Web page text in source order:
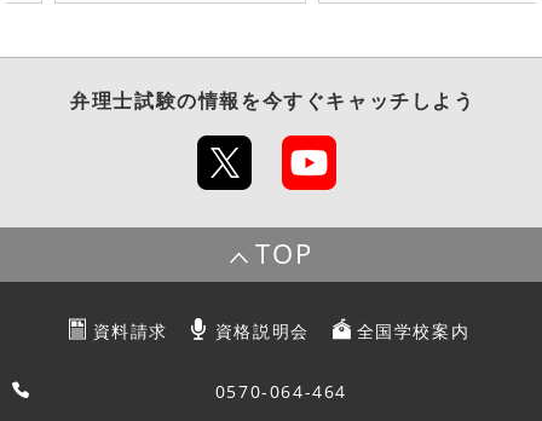
弁理士試験の情報を今すぐキャッチしよう
TOP
資料請求 資格説明会 全国学校案内
0570-064-464